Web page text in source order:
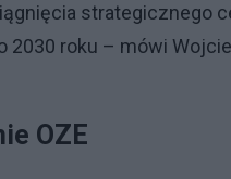
strategicznego
2030 roku – mówi
OZE